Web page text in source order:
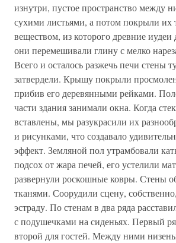
изнутри, пустое пространство между
сухими листьями, а потом покрыли их
веществом, из которого древние
они перемешивали глину с мелко
Всего и осталось разжечь печи стены
затвердели. Крышу покрыли
прибив его деревянными рейками.
части здания занимали окна. Когда
вставлены, мы разукрасили их
и рисунками, что создавало
эффект. Земляной пол утрамбовали
подсох от жара печей, его устелили
развернули роскошные ковры. Стены
тканями. Соорудили сцену,
эстраду. По стенам в два ряда
с подушечками на сиденьях. Первый
второй для гостей. Между ними